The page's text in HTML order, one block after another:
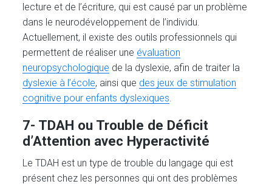
lecture et de l’écriture, qui est causé par un problème
dans le neurodéveloppement de l’individu.
Actuellement, il existe des outils professionnels qui
permettent de réaliser une évaluation
neuropsychologique de la dyslexie, afin de traiter la
dyslexie à l’école, ainsi que des jeux de stimulation
cognitive pour enfants dyslexiques
7- TDAH ou Trouble de Déficit
d’Attention avec Hyperactivité
Le TDAH est un type de trouble du langage qui est
présent chez les personnes qui ont des problèmes